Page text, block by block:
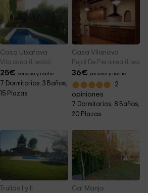
Casa Utxafava
Vila sana (Lleida)
25€ persona y noche
7 Dormitorios, 3 Baños,
15 Plazas
Casa Vilanova
Pujol De Peramea (Lleida)
36€ persona y noche
2
opiniones
7 Dormitorios, 8 Baños,
20 Plazas
Trullás I y II Cal Manjo